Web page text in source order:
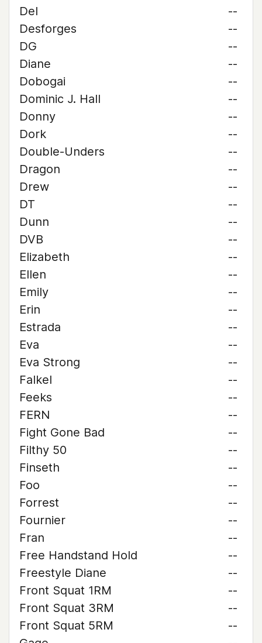
Del
--
Desforges
--
DG
--
Diane
--
Dobogai
--
Dominic J. Hall
--
Donny
--
Dork
--
Double-Unders
--
Dragon
--
Drew
--
DT
--
Dunn
--
DVB
--
Elizabeth
--
Ellen
--
Emily
--
Erin
--
Estrada
--
Eva
--
Eva Strong
--
Falkel
--
Feeks
--
FERN
--
Fight Gone Bad
--
Filthy 50
--
Finseth
--
Foo
--
Forrest
--
Fournier
--
Fran
--
Free Handstand Hold
--
Freestyle Diane
--
Front Squat 1RM
--
Front Squat 3RM
--
Front Squat 5RM
--